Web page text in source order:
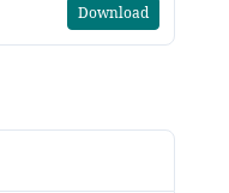
Download